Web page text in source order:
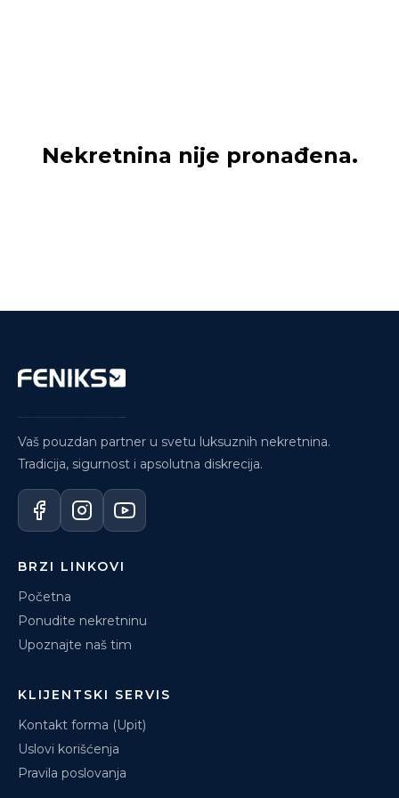
Nekretnina nije pronađena.
Vaš pouzdan partner u svetu luksuznih nekretnina.
Tradicija, sigurnost i apsolutna diskrecija.
BRZI LINKOVI
Početna
Ponudite nekretninu
Upoznajte naš tim
KLIJENTSKI SERVIS
Kontakt forma (Upit)
Uslovi korišćenja
Pravila poslovanja